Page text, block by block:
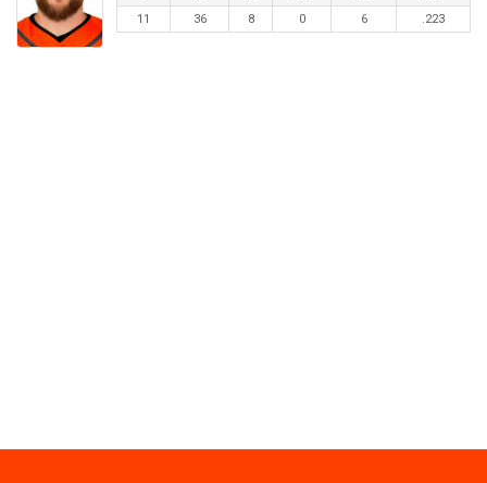
11 36 8 0 6 .223